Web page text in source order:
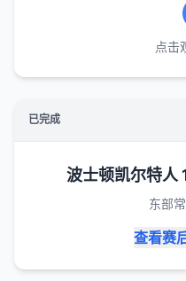
点击
已完成
波士顿凯尔特人
东部
查看赛